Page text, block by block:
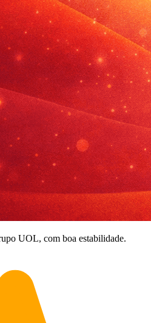
UOL, com boa estabilidade.